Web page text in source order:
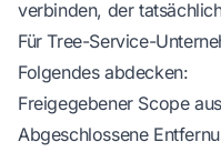
verbinden, der
Für Tree-Service-
Folgendes abdecken:
Freigegebener Scope
Abgeschlossene